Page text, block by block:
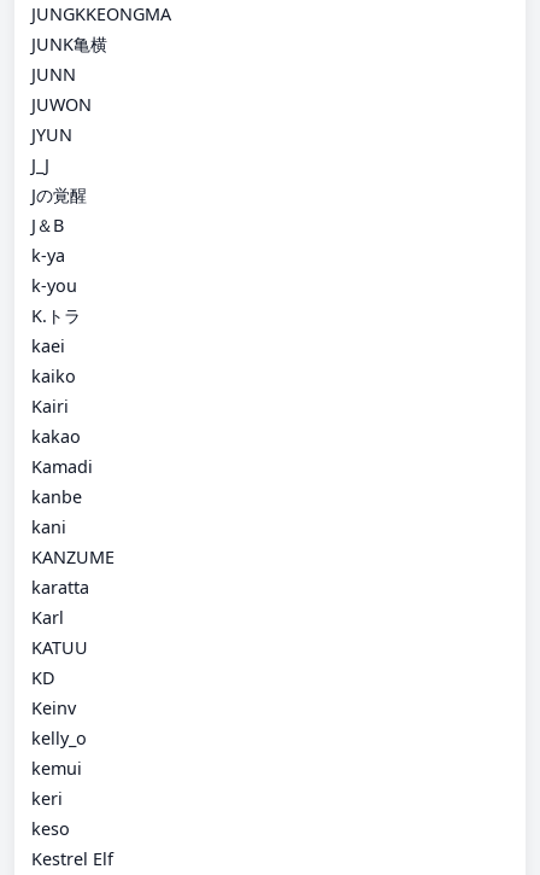
JUNGKKEONGMA
JUNK亀横
JUNN
JUWON
JYUN
J_J
Jの覚醒
J＆B
k-ya
k-you
K.トラ
kaei
kaiko
Kairi
kakao
Kamadi
kanbe
kani
KANZUME
karatta
Karl
KATUU
KD
Keinv
kelly_o
kemui
keri
keso
Kestrel Elf